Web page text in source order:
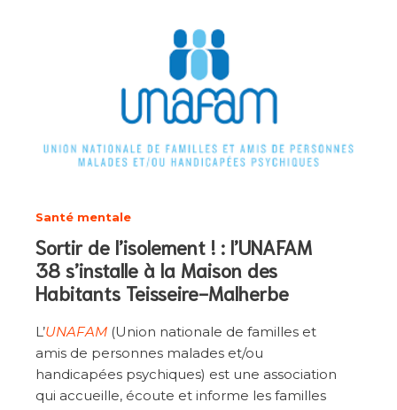
Santé mentale
Sortir de l’isolement ! : l’UNAFAM
38 s’installe à la Maison des
Habitants Teisseire-Malherbe
L’UNAFAM (Union nationale de familles et
amis de personnes malades et/ou
handicapées psychiques) est une association
qui accueille, écoute et informe les familles